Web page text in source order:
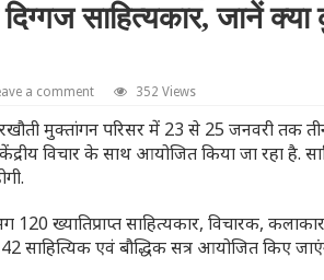
साहित्यकार, जानें
a comment 352 Views
मुक्तांगन परिसर में 23 से 25 जनवरी तक
विचार के साथ आयोजित किया जा रहा है.
ख्यातिप्राप्त साहित्यकार, विचारक,
साहित्यिक एवं बौद्धिक सत्र आयोजित किए